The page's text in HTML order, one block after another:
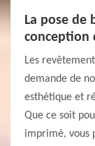
La pose de
conception
Les
demande de
esthétique et
Que ce soit
imprimé, vous